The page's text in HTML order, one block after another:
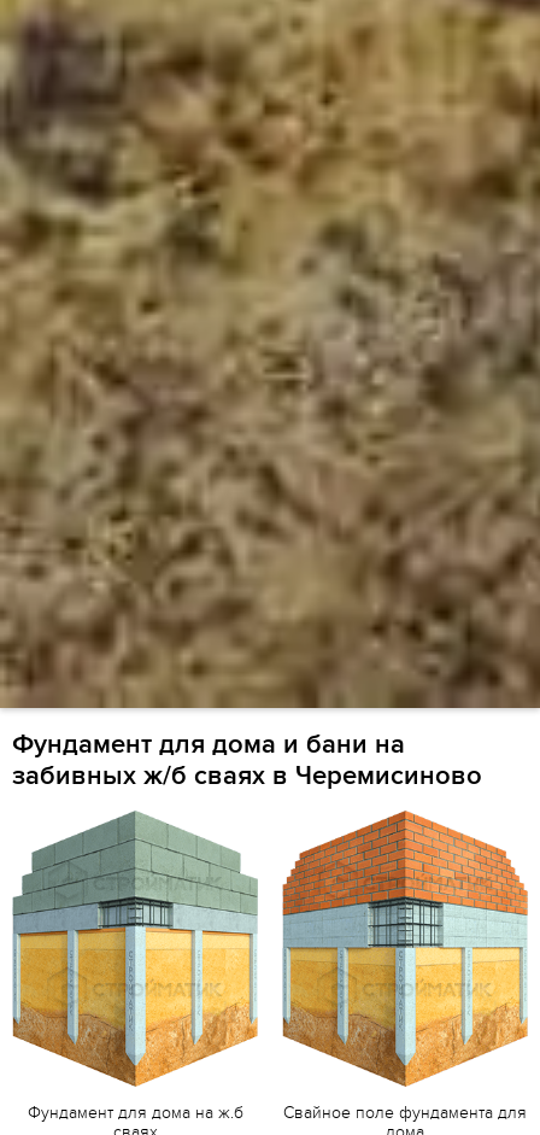
Фундамент для дома и бани на
забивных ж/б сваях в Черемисиново
Фундамент для дома на ж.б
Свайное поле фундамента для